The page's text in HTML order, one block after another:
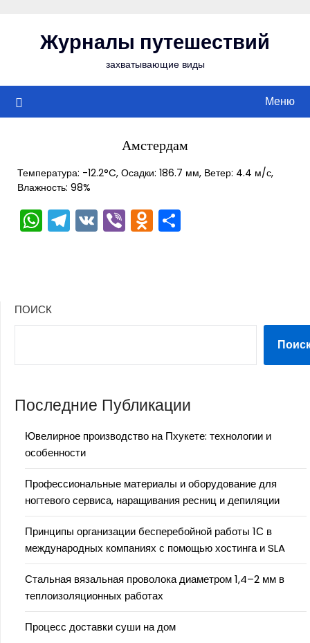
содержимомуЖурналы путешествий
захватывающие виды
Меню
Амстердам
Температура: -12.2°C, Осадки: 186.7 мм, Ветер: 4.4 м/с,
Влажность: 98%
WhatsApp
Telegram
VKViberOdnoklassniki
ПОИСК
Последние Публикации
Ювелирное производство на Пхукете: технологии и
особенности
Профессиональные материалы и оборудование для
ногтевого сервиса, наращивания ресниц и депиляции
Принципы организации бесперебойной работы 1С в
международных компаниях с помощью хостинга и SLA
Стальная вязальная проволока диаметром 1,4–2 мм в
теплоизоляционных работах
Процесс доставки суши на дом